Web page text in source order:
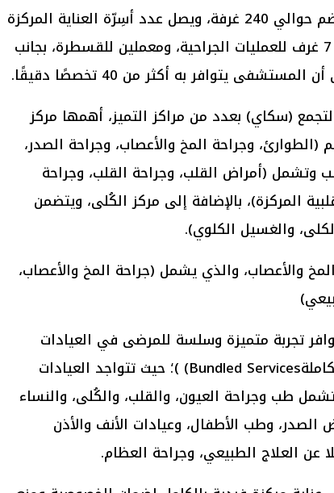
كما أوضح أن المستشفى يضم حوالي 240 غرفة، ويصل عدد أسِرّة العناية المركزة
إلى 48 سريرًا، بالإضافة إلى 7 غرف للعمليات الجراحية، ومعملين للقسطرة، بجانب
يتوافر به أكثر من 40 تخصصًا دقيقًا.
(سكاي) بعدد من مراكز التميز، أهمها مركز
(الطوارئ، وجراحة المخ والأعصاب، وجراحة الصدر،
وتشمل (أمراض القلب، وجراحة القلب، وجراحة
المركزة)، بالإضافة إلى مركز الكُلى، ويتضمن
والغسيل الكلوي).
والأعصاب، والذي يشمل (جراحة المخ والأعصاب،
تجربة متميزة وسلسة للمرضى في العيادات
الخارجية من خلال خدمات متكاملةBundled Services) )؛ حيث تتواجد العيادات
طب وجراحة العيون، والقلب، والكُلى، والنساء
الصدر، وطب الأطفال، وعيادات الأنف والأذن
عن العلاج الطبيعي، وجراحة العظام.